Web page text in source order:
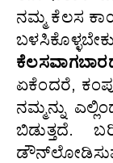
ನಮ್ಮ ಕೆಲಸ
ಏಕೆಂದರೆ,
ನಮ್ಮನ್ನು
ಬಿಡುತ್ತದೆ.